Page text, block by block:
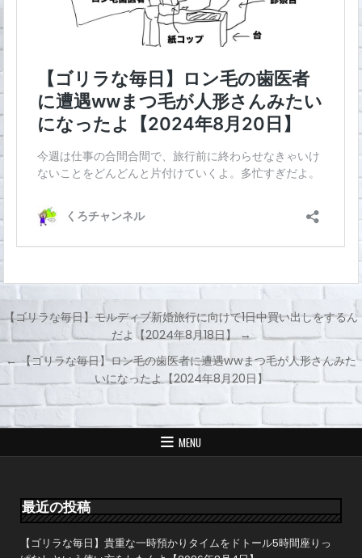
投
稿
ナ
ビ
ー
ョ
ン
【ゴリラな毎日】モルディブ新婚旅行に向けて1日中買い出しをするん
だよ【2024年8月18日】 →
← 【ゴリラな毎日】ロン毛の歯医者に遭遇wwまつ毛が人形さんみた
いになったよ【2024年8月20日】
MENU
最近の投稿
【ゴリラな毎日】貴重な一時預かりタイムをドトール5時間座りっ